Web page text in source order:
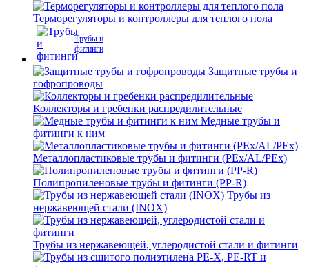
Терморегуляторы и контроллеры для теплого пола
Трубы и
фитинги
Защитные трубы и
гофропроводы
Коллекторы и гребенки распредилительные
Медные трубы и
фитинги к ним
Металлопластиковые трубы и фитинги (PEx/AL/PEx)
Полипропиленовые трубы и фитинги (PP-R)
Трубы из
нержавеющей стали (INOX)
Трубы из нержавеющей, углеродистой стали и фитинги